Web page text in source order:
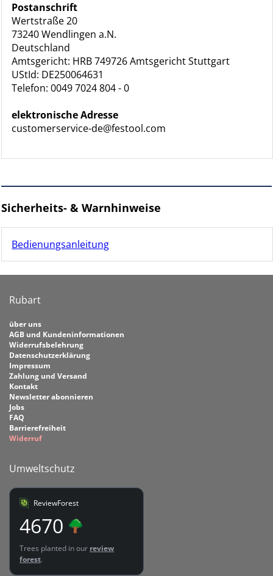
Postanschrift
Wertstraße 20
73240 Wendlingen a.N.
Deutschland
Amtsgericht: HRB 749726 Amtsgericht Stuttgart
UStId: DE250064631
Telefon: 0049 7024 804 - 0
elektronische Adresse
customerservice-de@festool.com
Sicherheits- & Warnhinweise
Bedienungsanleitung
Rubart
über uns
AGB und Kundeninformationen
Widerrufsbelehrung
Datenschutzerklärung
Impressum
Zahlung und Versand
Kontakt
Newsletter abonnieren
Jobs
FAQ
Barrierefreiheit
Widerruf
Umweltschutz
ReviewForest
4670
Trees planted in our review
forest.